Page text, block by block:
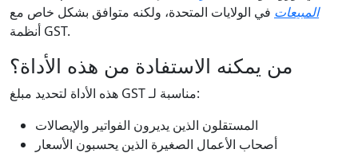
المبيعات في الولايات المتحدة، ولكنه متوافق بشكل خاص مع
أنظمة GST.
من يمكنه الاستفادة من هذه الأداة؟
هذه الأداة لتحديد مبلغ GST مناسبة لـ:
المستقلون الذين يديرون الفواتير والإيصالات
أصحاب الأعمال الصغيرة الذين يحسبون الأسعار